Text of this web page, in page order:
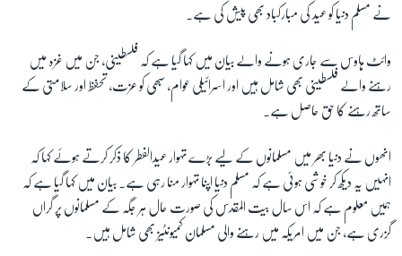
نے مسلم دنیا کو عید کی مبارکباد بھی پیش کی ہے۔
وائٹ ہاوس سے جاری ہونے والے بیان میں کہا گیا ہے کہ فلسطینی، جن میں غزہ میں
رہنے والے فلسطینی بھی شامل ہیں اور اسرائیلی عوام، سبھی کو عزت، تحفظ اور سلامتی کے
ساتھ رہنے کا حق حاصل ہے۔
انھوں نے دنیا بھر میں مسلمانوں کے لیے بڑے تہوار عیدالفطر کا ذکر کرتے ہوئے کہا کہ
انہیں یہ دیکھ کر خوشی ہوئی ہے کہ مسلم دنیا اپنا تہوار منا رہی ہے۔ بیان میں کہا گیا ہے کہ
ہمیں معلوم ہے کہ اس سال بیت المقدس کی صورت حال ہر جگہ کے مسلمانوں پر گراں
گزری ہے، جن میں امریکہ میں رہنے والی مسلمان کمیونٹیز بھی شامل ہیں۔